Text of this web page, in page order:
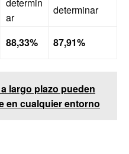
ar
determinar
88,33% 87,91%
largo plazo pueden
en cualquier entorno